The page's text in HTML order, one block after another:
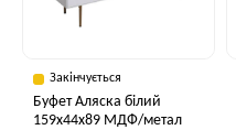
Закінчується
Буфет Аляска білий
159x44x89 МДФ/метал